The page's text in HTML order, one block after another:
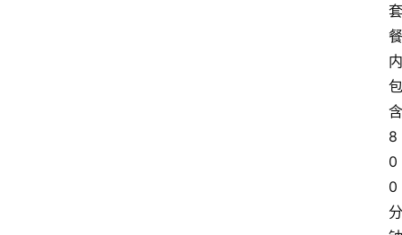
套
餐
内
包
含
8
0
0
分